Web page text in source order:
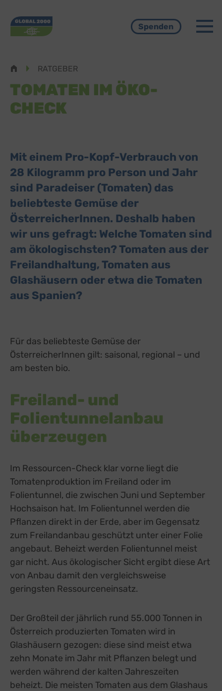
Spenden
RATGEBER
TOMATEN IM ÖKO-
CHECK
Mit einem Pro-Kopf-Verbrauch von
28 Kilogramm pro Person und Jahr
sind Paradeiser (Tomaten) das
beliebteste Gemüse der
ÖsterreicherInnen. Deshalb haben
wir uns gefragt: Welche Tomaten sind
am ökologischsten? Tomaten aus der
Freilandhaltung, Tomaten aus
Glashäusern oder etwa die Tomaten
aus Spanien?
Für das beliebteste Gemüse der
ÖsterreicherInnen gilt: saisonal, regional – und
am besten bio.
Freiland- und
Folientunnelanbau
überzeugen
Im Ressourcen-Check klar vorne liegt die
Tomatenproduktion im Freiland oder im
Folientunnel, die zwischen Juni und September
Hochsaison hat. Im Folientunnel werden die
Pflanzen direkt in der Erde, aber im Gegensatz
zum Freilandanbau geschützt unter einer Folie
angebaut. Beheizt werden Folientunnel meist
gar nicht. Aus ökologischer Sicht ergibt diese Art
von Anbau damit den vergleichsweise
geringsten Ressourceneinsatz.
Der Großteil der jährlich rund 55.000 Tonnen in
Österreich produzierten Tomaten wird in
Glashäusern gezogen: diese sind meist etwa
zehn Monate im Jahr mit Pflanzen belegt und
werden während der kalten Jahreszeiten
beheizt. Die meisten Tomaten aus dem Glashaus